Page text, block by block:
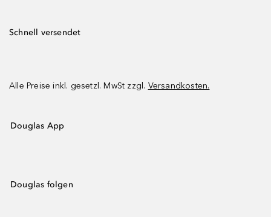
Schnell versendet
Alle Preise inkl. gesetzl. MwSt zzgl. Versandkosten.
Douglas App
Douglas folgen